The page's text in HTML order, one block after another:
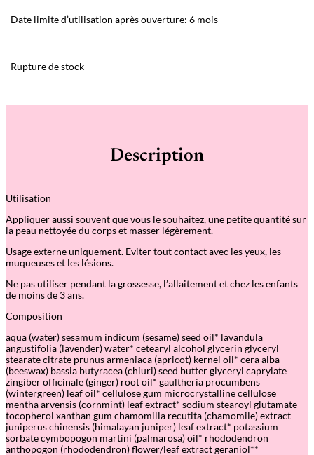
Date limite d’utilisation après ouverture: 6 mois
Rupture de stock
Description
Utilisation
Appliquer aussi souvent que vous le souhaitez, une petite quantité sur
la peau nettoyée du corps et masser légèrement.
Usage externe uniquement. Eviter tout contact avec les yeux, les
muqueuses et les lésions.
Ne pas utiliser pendant la grossesse, l’allaitement et chez les enfants
de moins de 3 ans.
Composition
aqua (water) sesamum indicum (sesame) seed oil* lavandula
angustifolia (lavender) water* cetearyl alcohol glycerin glyceryl
stearate citrate prunus armeniaca (apricot) kernel oil* cera alba
(beeswax) bassia butyracea (chiuri) seed butter glyceryl caprylate
zingiber officinale (ginger) root oil* gaultheria procumbens
(wintergreen) leaf oil* cellulose gum microcrystalline cellulose
mentha arvensis (cornmint) leaf extract* sodium stearoyl glutamate
tocopherol xanthan gum chamomilla recutita (chamomile) extract
juniperus chinensis (himalayan juniper) leaf extract* potassium
sorbate cymbopogon martini (palmarosa) oil* rhododendron
anthopogon (rhododendron) flower/leaf extract geraniol**